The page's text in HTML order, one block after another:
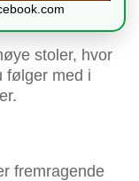
stoler, hvor
følger med i
fremragende